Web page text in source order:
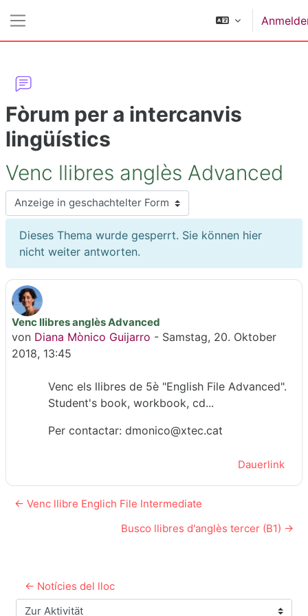
Fòrum per a intercanvis
lingüístics
Venc llibres anglès Advanced
Anzeigemodus
Dieses Thema wurde gesperrt. Sie können hier
nicht weiter antworten.
Venc llibres anglès Advanced
von Diana Mònico Guijarro - Samstag, 20. Oktober
2018, 13:45
Anzahl Antworten: 0
Venc els llibres de 5è "English File Advanced".
Student's book, workbook, cd...
Per contactar: dmonico@xtec.cat
Dauerlink
← Venc llibre Englich File Intermediate
Busco llibres d'anglès tercer (B1) →
← Notícies del lloc